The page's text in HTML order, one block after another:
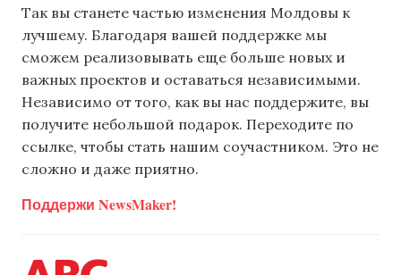
Так вы станете частью изменения Молдовы к
лучшему. Благодаря вашей поддержке мы
сможем реализовывать еще больше новых и
важных проектов и оставаться независимыми.
Независимо от того, как вы нас поддержите, вы
получите небольшой подарок. Переходите по
ссылке, чтобы стать нашим соучастником. Это не
сложно и даже приятно.
Поддержи NewsMaker!